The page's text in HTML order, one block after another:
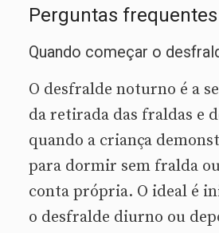
Perguntas frequentes
Quando começar o
O desfralde noturno é a
da retirada das fraldas e
quando a criança
para dormir sem fralda
conta própria. O ideal é
o desfralde diurno ou